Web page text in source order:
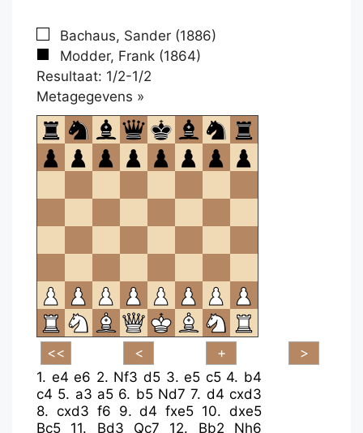
Bachaus, Sander (1886)
Modder, Frank (1864)
Resultaat: 1/2-1/2
Metagegevens »
om
te
openen.
1. e4 e6 2. Nf3 d5 3.e5 c5 4. b4
c4 5. a3 a5 6. b5 Nd7 7. d4 cxd3
8. cxd3 f6 9.d4 fxe5 10.dxe5
Bc5
11. Bd3 Qc7 12. Bb2
Nh6